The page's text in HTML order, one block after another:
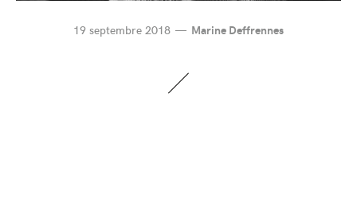
19 septembre 2018 Marine Deffrennes